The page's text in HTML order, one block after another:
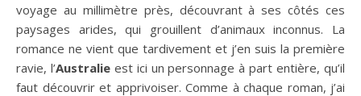
voyage au millimètre près, découvrant à ses côtés ces
paysages arides, qui grouillent d’animaux inconnus. La
romance ne vient que tardivement et j’en suis la première
ravie, l’Australieest ici un personnage à part entière, qu’il
faut découvrir et apprivoiser. Comme à chaque roman, j’ai